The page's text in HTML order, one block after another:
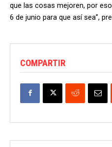
que las cosas mejoren, por
6 de junio para que así sea”,
COMPARTIR